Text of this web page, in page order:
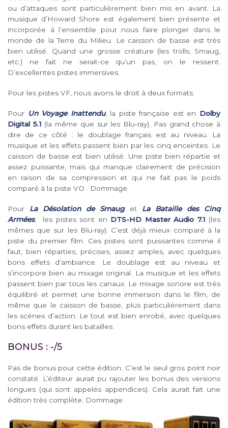
ou d’attaques sont particulièrement bien mis en avant. La
musique d’Howard Shore est également bien présente et
incorporée à l’ensemble pour nous faire plonger dans le
monde de la Terre du Milieu. Le caisson de basse est très
bien utilisé. Quand une grosse créature (les trolls, Smaug,
etc.) ne fait ne serait-ce qu’un pas, on le ressent.
D’excellentes pistes immersives.
Pour les pistes VF, nous avons le droit à deux formats.
Pour Un Voyage Inattendu, la piste française est en Dolby
Digital 5.1 (la même que sur les Blu-ray). Pas grand chose à
dire de ce côté : le doublage français est au niveau. La
musique et les effets passent bien par les cinq enceintes. Le
caisson de basse est bien utilisé. Une piste bien répartie et
assez puissante, mais qui manque clairement de précision
en raison de sa compression et qui ne fait pas le poids
comparé à la piste VO . Dommage.
Pour La Désolation de Smauget La Bataille des Cinq
Armées, les pistes sont en DTS-HD Master Audio 7.1 (les
mêmes que sur les Blu-ray). C’est déjà mieux comparé à la
piste du premier film. Ces pistes sont puissantes comme il
faut, bien réparties, précises, assez amples, avec quelques
bons effets d’ambiance. Le doublage est au niveau et
s’incorpore bien au mixage original. La musique et les effets
passent bien par tous les canaux. Le mixage sonore est très
équilibré et permet une bonne immersion dans le film, de
même que le caisson de basse, plus particulièrement dans
les scènes d’action. Le tout est bien enrobé, avec quelques
bons effets durant les batailles.
BONUS : -/5
Pas de bonus pour cette édition. C’est le seul gros point noir
constaté. L’éditeur aurait pu rajouter les bonus des versions
longues (qui sont appelés appendices). Cela aurait fait une
édition très complète. Dommage